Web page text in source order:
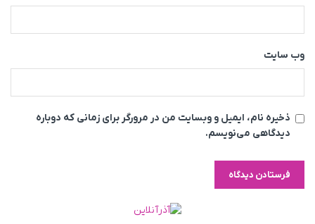
وب‌ سایت
ذخیره نام، ایمیل و وبسایت من در مرورگر برای زمانی که دوباره
دیدگاهی می‌نویسم.